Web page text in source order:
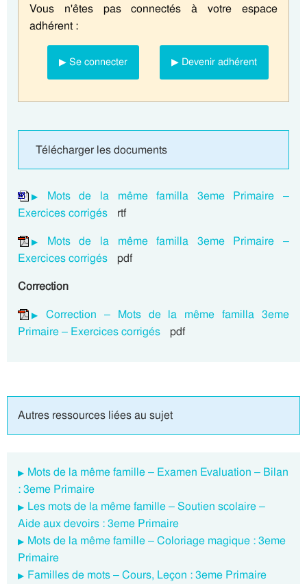
Vous n'êtes pas connectés à votre espace
adhérent :
▶ Se connecter ▶ Devenir adhérent
Télécharger les documents
Mots de la même familla 3eme Primaire –
Exercices corrigés rtf
Mots de la même familla 3eme Primaire –
Exercices corrigés pdf
Correction
Correction – Mots de la même familla 3eme
Primaire – Exercices corrigés pdf
Autres ressources liées au sujet
Mots de la même famille – Examen Evaluation – Bilan
: 3eme Primaire
Les mots de la même famille – Soutien scolaire –
Aide aux devoirs : 3eme Primaire
Mots de la même famille – Coloriage magique : 3eme
Primaire
Familles de mots – Cours, Leçon : 3eme Primaire